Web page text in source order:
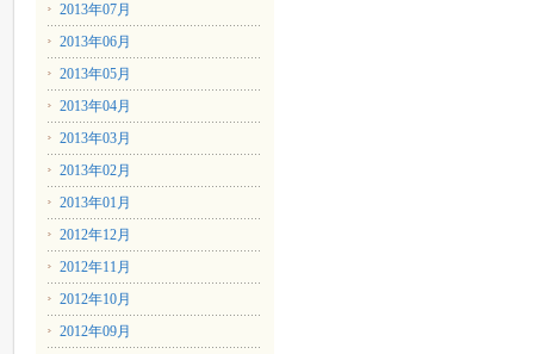
2013年07月
2013年06月
2013年05月
2013年04月
2013年03月
2013年02月
2013年01月
2012年12月
2012年11月
2012年10月
2012年09月